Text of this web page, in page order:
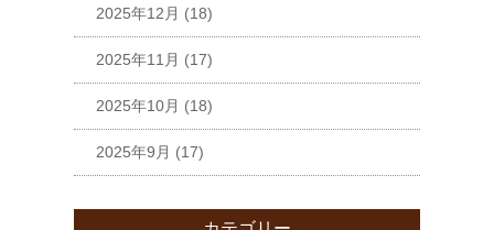
2025年12月 (18)
2025年11月 (17)
2025年10月 (18)
2025年9月 (17)